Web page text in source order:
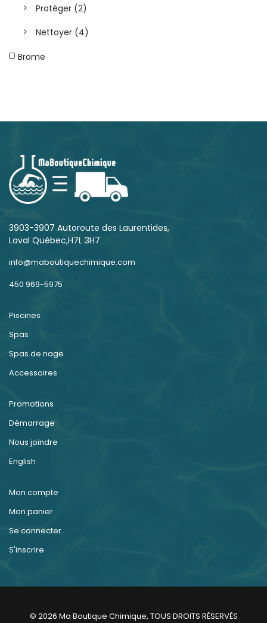
Protéger (2)
Nettoyer (4)
Brome
3903-3907 Autoroute des Laurentides,
Laval Québec,H7L 3H7
info@maboutiquechimique.com
450 969-5975
Piscines
Spas
Spas de nage
Accessoires
Promotions
Démarrage
Nous joindre
English
Mon compte
Mon panier
Se connecter
S'inscrire
© 2026 Ma Boutique Chimique, TOUS DROITS RÉSERVÉS